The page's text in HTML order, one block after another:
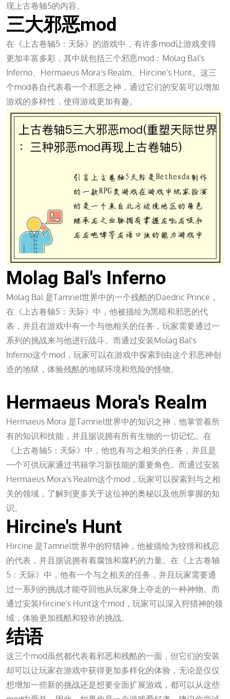
现上古卷轴5的内容。
三大邪恶mod
在《上古卷轴5：天际》的游戏中，有许多mod让游戏变得
更加丰富多彩，其中就包括三个邪恶mod：Molag Bal's
Inferno、Hermaeus Mora's Realm、Hircine's Hunt。这三
个mod各自代表着一个邪恶之神，通过它们的安装可以增加
游戏的多样性，使得游戏更加有趣。
Molag Bal's Inferno
Molag Bal 是Tamriel世界中的一个残酷的Daedric Prince，
在《上古卷轴5：天际》中，他被描绘为黑暗和邪恶的代
表，并且在游戏中有一个与他相关的任务，玩家需要通过一
系列的挑战来与他进行战斗。而通过安装Molag Bal's
Inferno这个mod，玩家可以在游戏中探索到由这个邪恶神创
造的地狱，体验残酷的地狱环境和危险的怪物。
Hermaeus Mora's Realm
Hermaeus Mora 是Tamriel世界中的知识之神，他掌管着所
有的知识和技能，并且据说拥有所有生物的一切记忆。在
《上古卷轴5：天际》中，他也有与之相关的任务，并且是
一个可供玩家通过书籍学习新技能的重要角色。而通过安装
Hermaeus Mora's Realm这个mod，玩家可以探索到与之相
关的领域，了解到更多关于这位神的奥秘以及他所掌握的知
识。
Hircine's Hunt
Hircine 是Tamriel世界中的狩猎神，他被描绘为狡猾和残忍
的代表，并且据说拥有着腐蚀和腐朽的力量。在《上古卷轴
5：天际》中，他有一个与之相关的任务，并且玩家需要通
过一系列的挑战才能夺回他从玩家身上夺走的一种神物。而
通过安装Hircine's Hunt这个mod，玩家可以深入狩猎神的领
域，体验更加残酷和狡诈的挑战。
结语
这三个mod虽然都代表着邪恶和残酷的一面，但它们的安装
却可以让玩家在游戏中获得更加多样化的体验，无论是仅仅
想增加一些新的挑战还是想要全面扩展游戏，都可以从这些